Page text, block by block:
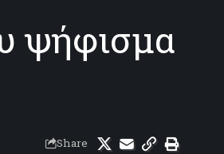
ψήφισμα
Share